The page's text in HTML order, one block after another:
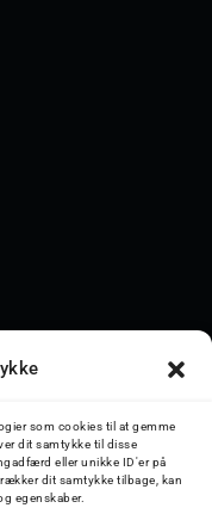
som cookies til at gemme
dit samtykke til disse
eller unikke ID'er på
dit samtykke tilbage, kan
egenskaber.